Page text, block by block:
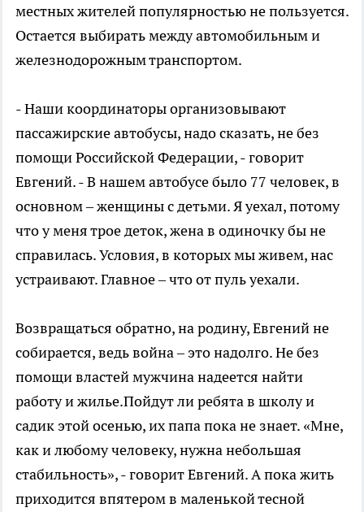
местных жителей популярностью не пользуется.
Остается выбирать между автомобильным и
железнодорожным транспортом.
- Наши координаторы организовывают
пассажирские автобусы, надо сказать, не без
помощи Российской Федерации, - говорит
Евгений. - В нашем автобусе было 77 человек, в
основном – женщины с детьми. Я уехал, потому
что у меня трое деток, жена в одиночку бы не
справилась. Условия, в которых мы живем, нас
устраивают. Главное – что от пуль уехали.
Возвращаться обратно, на родину, Евгений не
собирается, ведь война – это надолго. Не без
помощи властей мужчина надеется найти
работу и жилье.Пойдут ли ребята в школу и
садик этой осенью, их папа пока не знает. «Мне,
как и любому человеку, нужна небольшая
стабильность», - говорит Евгений. А пока жить
приходится впятером в маленькой тесной